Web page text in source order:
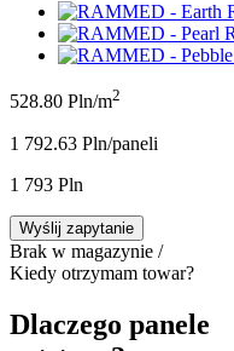
528.80 Pln/m2
1 792.63 Pln/paneli
1 793 Pln
Wyślij zapytanie
Brak w magazynie /
Kiedy otrzymam towar?
Dlaczego panele